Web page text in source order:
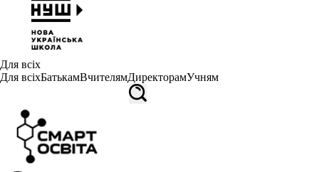
Для всіх
Для всіхБатькамВчителямДиректорамУчням